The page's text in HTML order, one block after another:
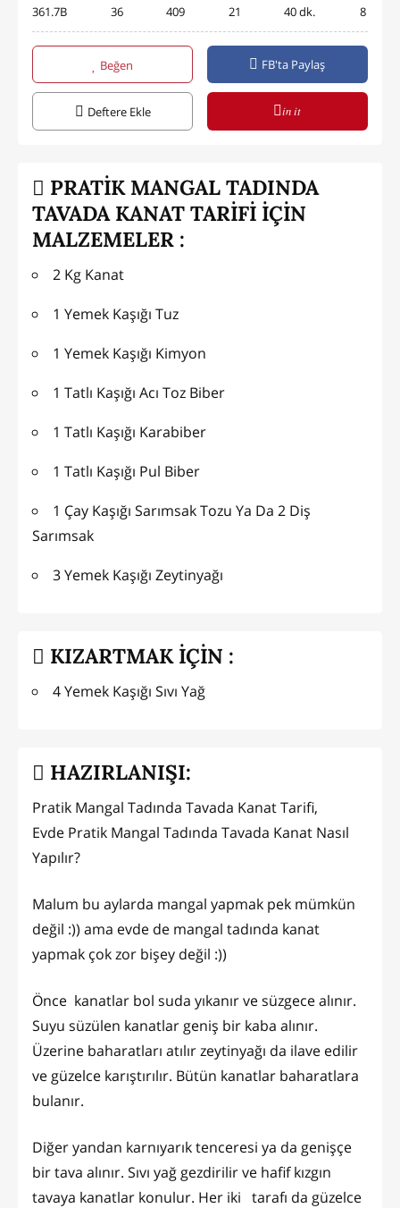
361.7B 36 409 21 40 dk. 8
Beğen FB'ta Paylaş
Deftere Ekle in it
PRATİK MANGAL TADINDA
TAVADA KANAT TARİFİ İÇİN
MALZEMELER :
2 Kg Kanat
1 Yemek Kaşığı Tuz
1 Yemek Kaşığı Kimyon
1 Tatlı Kaşığı Acı Toz Biber
1 Tatlı Kaşığı Karabiber
1 Tatlı Kaşığı Pul Biber
1 Çay Kaşığı Sarımsak Tozu Ya Da 2 Diş
Sarımsak
3 Yemek Kaşığı Zeytinyağı
KIZARTMAK İÇİN :
4 Yemek Kaşığı Sıvı Yağ
HAZIRLANIŞI:
Pratik Mangal Tadında Tavada Kanat Tarifi,
Evde Pratik Mangal Tadında Tavada Kanat Nasıl
Yapılır?
Malum bu aylarda mangal yapmak pek mümkün
değil :)) ama evde de mangal tadında kanat
yapmak çok zor bişey değil :))
Önce kanatlar bol suda yıkanır ve süzgece alınır.
Suyu süzülen kanatlar geniş bir kaba alınır.
Üzerine baharatları atılır zeytinyağı da ilave edilir
ve güzelce karıştırılır. Bütün kanatlar baharatlara
bulanır.
Diğer yandan karnıyarık tenceresi ya da genişçe
bir tava alınır. Sıvı yağ gezdirilir ve hafif kızgın
tavaya kanatlar konulur. Her iki tarafı da güzelce